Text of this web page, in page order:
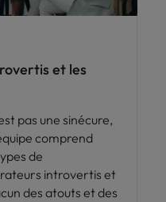
et les
pas une sinécure,
comprend
de
introvertis et
des atouts et des